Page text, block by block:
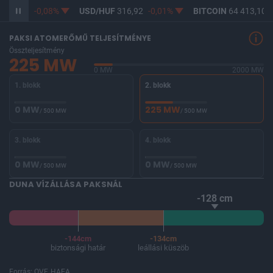
365,13 -0,08% USD/HUF316,92 -0,01% BITCOIN64 413,10
PAKSI ATOMERŐMŰ TELJESÍTMÉNYE
Összteljesítmény
225 MW 0 MW
2000 MW
1. blokk
0 MW/ 500 MW
2. blokk
225 MW/ 500 MW
3. blokk
0 MW/ 500 MW
4. blokk
0 MW/ 500 MW
DUNA VÍZÁLLÁSA PAKSNÁL
-128 cm
-144cm
biztonsági határ
-134cm
leállási küszöb